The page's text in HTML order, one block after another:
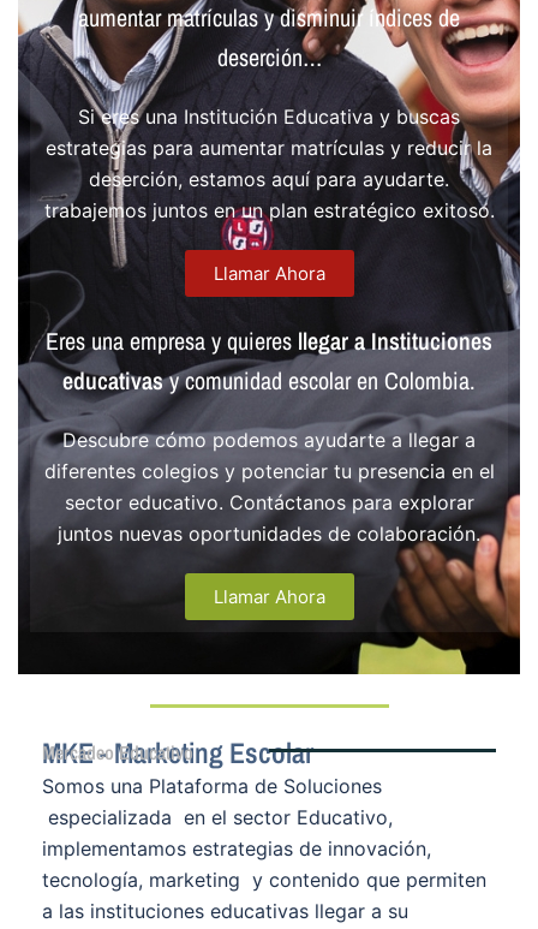
aumentar matrículas y disminuir índices de
deserción…
Si eres una Institución Educativa y buscas
estrategias para aumentar matrículas y reducir la
deserción, estamos aquí para ayudarte.
trabajemos juntos en un plan estratégico exitoso.
Llamar Ahora
Eres una empresa y quieres llegar a Instituciones
educativasy comunidad escolar en Colombia.
Descubre cómo podemos ayudarte a llegar a
diferentes colegios y potenciar tu presencia en el
sector educativo. Contáctanos para explorar
juntos nuevas oportunidades de colaboración.
Llamar Ahora
MKE - Marketing Escolar
Mercadeo Educativo
Somos una Plataforma de Soluciones
especializada en el sector Educativo,
implementamos estrategias de innovación,
tecnología, marketing y contenido que permiten
a las instituciones educativas llegar a su